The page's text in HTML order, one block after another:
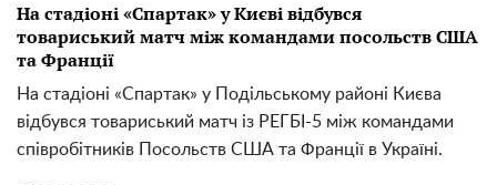
На стадіоні «Спартак» у Києві відбувся
товариський матч між командами посольств США
та Франції
На стадіоні «Спартак» у Подільському районі Києва
відбувся товариський матч із РЕГБІ-5 між командами
співробітників Посольств США та Франції в Україні.